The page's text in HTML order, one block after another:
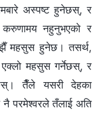
अस्पष्ट हुनेछस्, र
करुणामय नहुनुभएको र
झैँ महसुस हुनेछ। तसर्थ,
महसुस गर्नेछस्, र
तैँले यसरी देहका
नै परमेश्‍वरले तँलाई अति